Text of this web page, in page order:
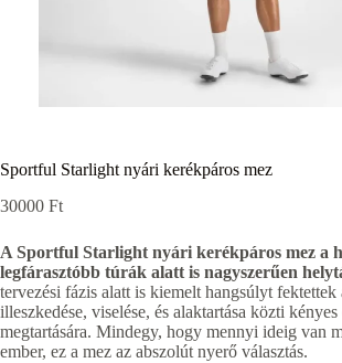
Sportful Starlight nyári kerékpáros mez
30000 Ft
A Sportful Starlight nyári kerékpáros mez a
legfárasztóbb túrák alatt is nagyszerűen
tervezési fázis alatt is kiemelt hangsúlyt fektettek
illeszkedése, viselése, és alaktartása közti
megtartására. Mindegy, hogy mennyi ideig van
ember, ez a mez az abszolút nyerő választás.